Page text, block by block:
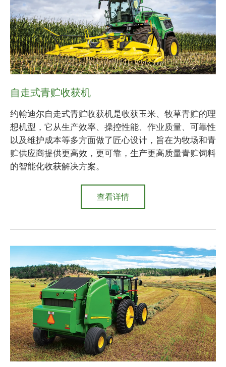
自走式青贮收获机
约翰迪尔自走式青贮收获机是收获玉米、牧草青贮的理
想机型，它从生产效率、操控性能、作业质量、可靠性
以及维护成本等多方面做了匠心设计，旨在为牧场和青
贮供应商提供更高效，更可靠，生产更高质量青贮饲料
的智能化收获解决方案。
查看详情
青
收
机